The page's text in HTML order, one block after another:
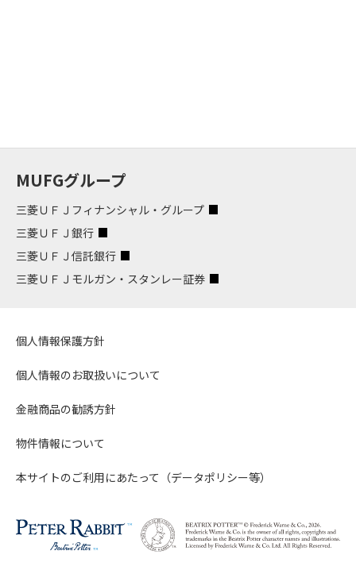
MUFGグループ
三菱ＵＦＪフィナンシャル・グループ
三菱ＵＦＪ銀行
三菱ＵＦＪ信託銀行
三菱ＵＦＪモルガン・スタンレー証券
個人情報保護方針
個人情報のお取扱いについて
金融商品の勧誘方針
物件情報について
本サイトのご利用にあたって（データポリシー等）